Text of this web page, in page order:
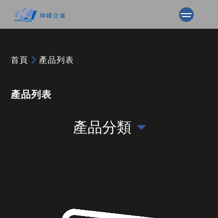
首頁 產品列表
產品列表
產品分類